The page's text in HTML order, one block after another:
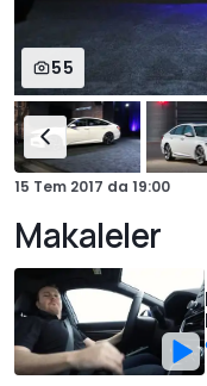
55
15 Tem 2017 da 19:00
Makaleler